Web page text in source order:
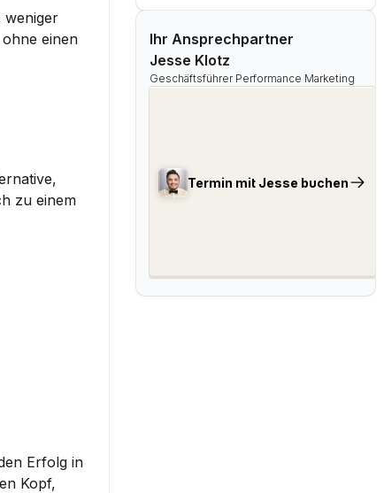
Ihr Ansprechpartner
Jesse Klotz
Geschäftsführer Performance Marketing
Termin mit Jesse buchen
weniger
einen
zu einem
Erfolg in
Kopf,